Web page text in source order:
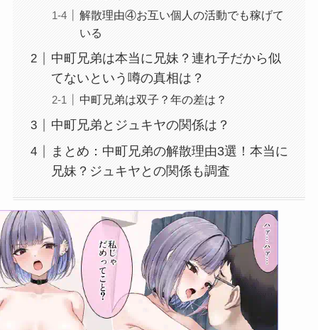
解散理由④お互い個人の活動でも稼げて
いる
中町兄弟は本当に兄妹？連れ子だから似
てないという噂の真相は？
中町兄弟は双子？年の差は？
中町兄弟とジュキヤの関係は？
まとめ：中町兄弟の解散理由3選！本当に
兄妹？ジュキヤとの関係も調査